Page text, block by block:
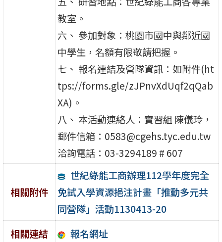
教室。
六、 參加對象：桃園市國中與鄰近國
中學生，名額有限敬請把握。
七、 報名連結及營隊資訊：如附件(ht
tps://forms.gle/zJPnvXdUqf2qQab
XA)。
八、 本活動連絡人：實習組 陳儀玲，
郵件信箱：0583@cgehs.tyc.edu.tw
洽詢電話：03-3294189 # 607
相關附件
世紀綠能工商辦理112學年度完全
免試入學資源挹注計畫「推動多元共
同營隊」活動1130413-20
相關連結
報名網址